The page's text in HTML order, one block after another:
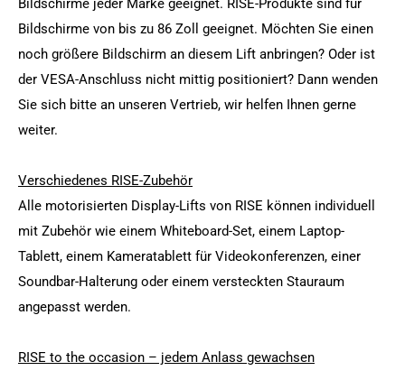
Bildschirme jeder Marke geeignet. RISE-Produkte sind für
Bildschirme von bis zu 86 Zoll geeignet. Möchten Sie einen
noch größere Bildschirm an diesem Lift anbringen? Oder ist
der VESA-Anschluss nicht mittig positioniert? Dann wenden
Sie sich bitte an unseren Vertrieb, wir helfen Ihnen gerne
weiter.
Verschiedenes RISE-Zubehör
Alle motorisierten Display-Lifts von RISE können individuell
mit Zubehör wie einem Whiteboard-Set, einem Laptop-
Tablett, einem Kameratablett für Videokonferenzen, einer
Soundbar-Halterung oder einem versteckten Stauraum
angepasst werden.
RISE to the occasion – jedem Anlass gewachsen